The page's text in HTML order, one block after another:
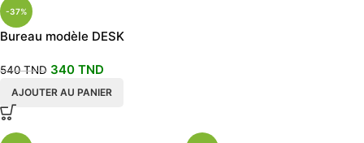
-37%
Bureau modèle DESK
540TND 340 TND
AJOUTER AU PANIER